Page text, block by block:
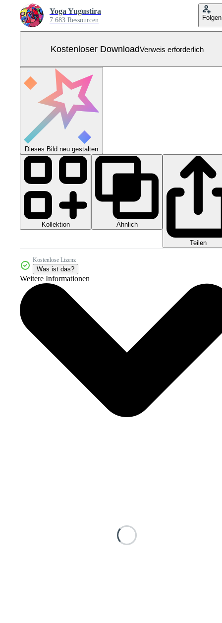
Yoga Yugustira
7.683 Ressourcen Folgen
Kostenloser DownloadVerweis erforderlich
Dieses Bild neu gestalten
Kollektion Ähnlich
Teilen
Kostenlose Lizenz
Was ist das?
Weitere Informationen